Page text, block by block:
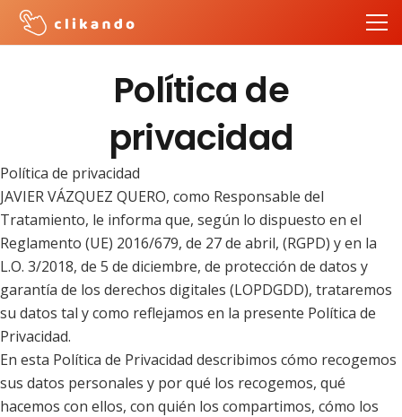
Política de
privacidad
Política de privacidad
JAVIER VÁZQUEZ QUERO, como Responsable del
Tratamiento, le informa que, según lo dispuesto en el
Reglamento (UE) 2016/679, de 27 de abril, (RGPD) y en la
L.O. 3/2018, de 5 de diciembre, de protección de datos y
garantía de los derechos digitales (LOPDGDD), trataremos
su datos tal y como reflejamos en la presente Política de
Privacidad.
En esta Política de Privacidad describimos cómo recogemos
sus datos personales y por qué los recogemos, qué
hacemos con ellos, con quién los compartimos, cómo los